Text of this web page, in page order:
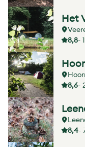
Het
8,8-
8,6-
8,4-